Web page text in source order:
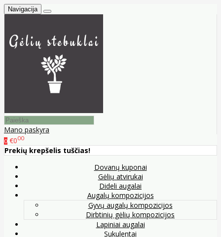
Navigacija
Mano paskyra
0 €000
Prekių krepšelis tuščias!
Dovanų kuponai
Gėlių atvirukai
Dideli augalai
Augalų kompozicijos
Gyvų augalų kompozicijos
Dirbtinių gėlių kompozicijos
Lapiniai augalai
Sukulentai